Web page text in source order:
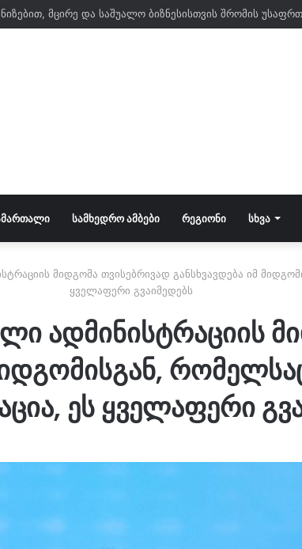
მცირე და საშუალო ბიზნესისთვის შრომის
ᲡᲐᲛᲮᲔᲓᲠᲝ ᲐᲛᲑᲔᲑᲘ ᲠᲔᲒᲘᲝᲜᲘ ᲡᲮᲕᲐ
მიდგომა თვისებრივად განსხვავდება იმ
ყველაფერი გვაიმედებს
ადმინისტრაციის
ეს ყველაფერი